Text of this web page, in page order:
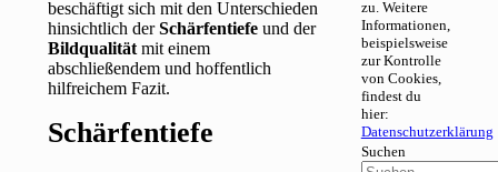
beschäftigt sich mit den Unterschieden
hinsichtlich derSchärfentiefe und der
Bildqualität mit einem
abschließendem und hoffentlich
hilfreichem Fazit.
Schärfentiefe
zu. Weitere
Informationen,
beispielsweise
zur Kontrolle
von Cookies,
findest du
hier:
Datenschutzerklärung
Suchen